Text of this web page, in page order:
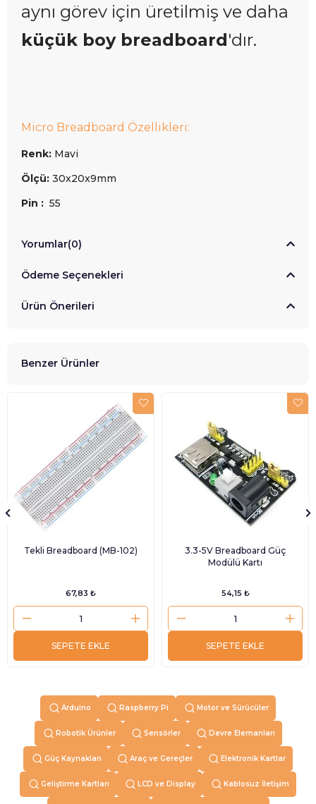
aynı görev için üretilmiş ve daha
küçük boy breadboard'dır.
Micro Breadboard Özellikleri:
Renk: Mavi
Ölçü: 30x20x9mm
Pin : 55
Yorumlar(0)
Ödeme Seçenekleri
Ürün Önerileri
Benzer Ürünler
Tekli Breadboard (MB-102)
67,83 ₺
SEPETE EKLE
3.3-5V Breadboard Güç
Modülü Kartı
54,15 ₺
SEPETE EKLE
Arduino Raspberry Pi Motor ve Sürücüler
Robotik Ürünler Sensörler Devre Elemanları
Güç Kaynakları Araç ve Gereçler Elektronik Kartlar
Geliştirme Kartları LCD ve Display Kablosuz İletişim